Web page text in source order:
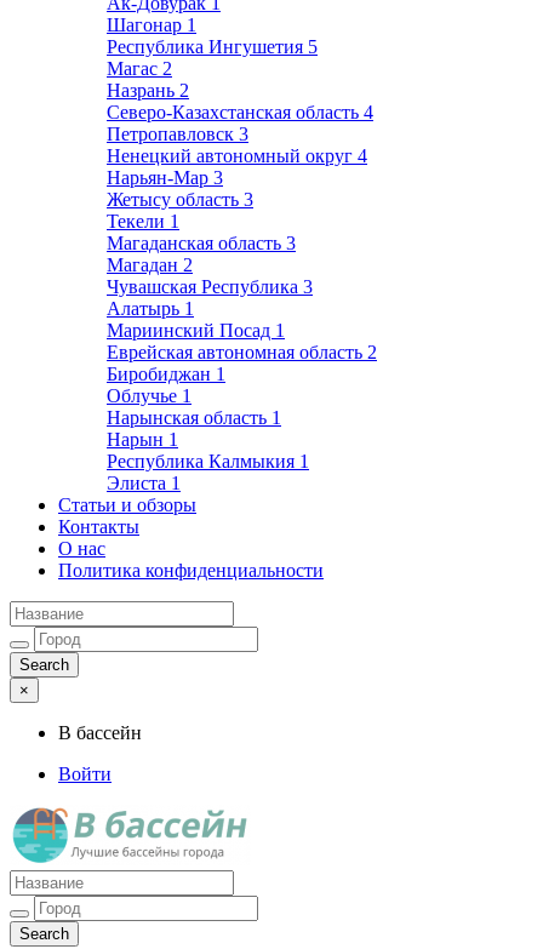
Шагонар 1
Республика Ингушетия 5
Магас 2
Назрань 2
Северо-Казахстанская область 4
Петропавловск 3
Ненецкий автономный округ 4
Нарьян-Мар 3
Жетысу область 3
Текели 1
Магаданская область 3
Магадан 2
Чувашская Республика 3
Алатырь 1
Мариинский Посад 1
Еврейская автономная область 2
Биробиджан 1
Облучье 1
Нарынская область 1
Нарын 1
Республика Калмыкия 1
Элиста 1
Статьи и обзоры
Контакты
О нас
Политика конфиденциальности
×
В бассейн
Войти
Лучшие бассейны города